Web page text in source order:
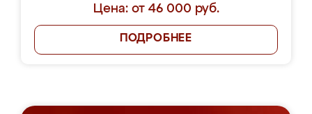
Цена: от 46 000 руб.
ПОДРОБНЕЕ